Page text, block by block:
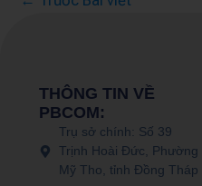
THÔNG TIN VỀ
PBCOM:
Trụ sở chính: Số 39
Trịnh Hoài Đức, Phường
Mỹ Tho, tỉnh Đồng Tháp